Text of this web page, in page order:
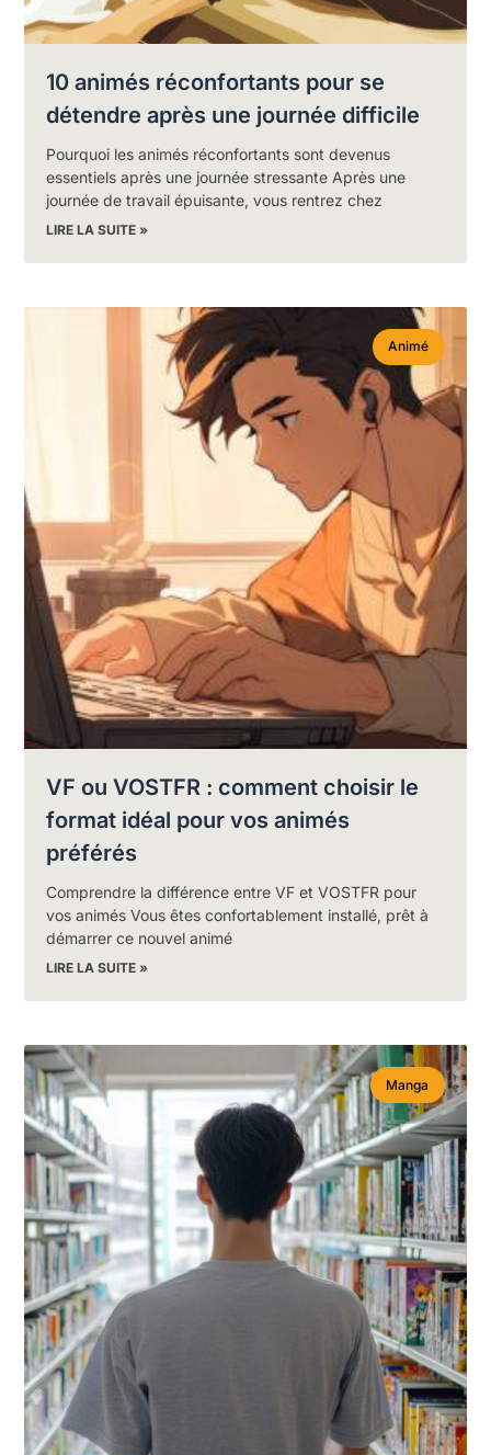
10 animés réconfortants pour se
détendre après une journée difficile
Pourquoi les animés réconfortants sont devenus
essentiels après une journée stressante Après une
journée de travail épuisante, vous rentrez chez
LIRE LA SUITE »
Animé
VF ou VOSTFR : comment choisir le
format idéal pour vos animés
préférés
Comprendre la différence entre VF et VOSTFR pour
vos animés Vous êtes confortablement installé, prêt à
démarrer ce nouvel animé
LIRE LA SUITE »
Manga